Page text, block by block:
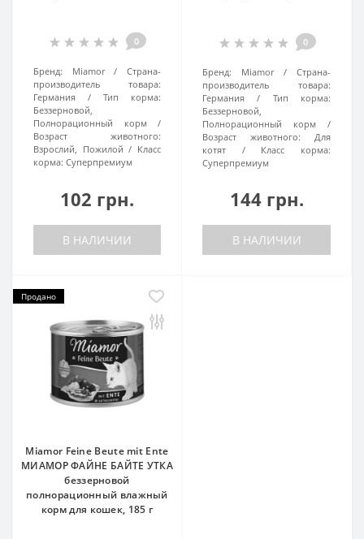
0
Бренд: Miamor
Страна-
производитель товара:
Германия
Тип корма:
Беззерновой,
Полнорационный корм
Возраст животного:
Взрослий, Пожилой
Класс
корма: Суперпремиум
102 грн.
В НАЛИЧИИ
0
Бренд: Miamor
Страна-
производитель товара:
Германия
Тип корма:
Беззерновой,
Полнорационный корм
Возраст животного:
Для
котят
Класс корма:
Суперпремиум
144 грн.
В НАЛИЧИИ
Продано
Miamor Feine Beute mit Ente
МИАМОР ФАЙНЕ БАЙТЕ УТКА
беззерновой
полнорационный влажный
корм для кошек, 185 г